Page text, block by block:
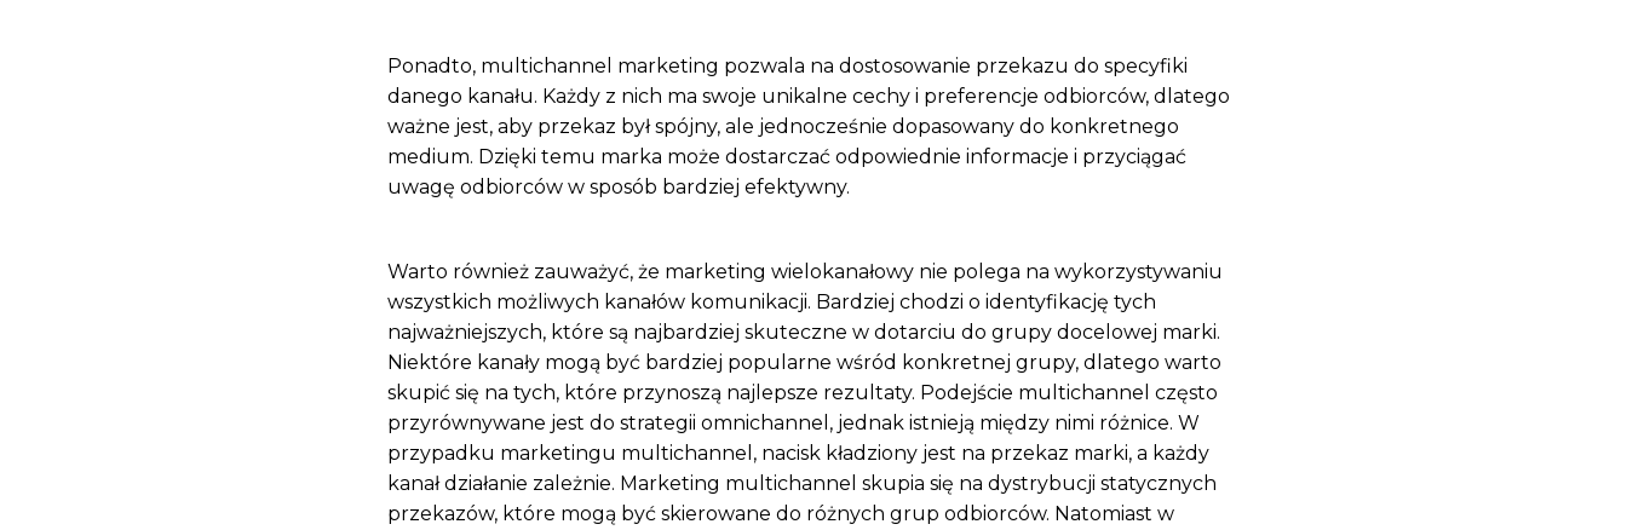
Ponadto, multichannel marketing pozwala na dostosowanie przekazu do specyfiki
danego kanału. Każdy z nich ma swoje unikalne cechy i preferencje odbiorców, dlatego
ważne jest, aby przekaz był spójny, ale jednocześnie dopasowany do konkretnego
medium. Dzięki temu marka może dostarczać odpowiednie informacje i przyciągać
uwagę odbiorców w sposób bardziej efektywny.
Warto również zauważyć, że marketing wielokanałowy nie polega na wykorzystywaniu
wszystkich możliwych kanałów komunikacji. Bardziej chodzi o identyfikację tych
najważniejszych, które są najbardziej skuteczne w dotarciu do grupy docelowej marki.
Niektóre kanały mogą być bardziej popularne wśród konkretnej grupy, dlatego warto
skupić się na tych, które przynoszą najlepsze rezultaty. Podejście multichannel często
przyrównywane jest do strategii omnichannel, jednak istnieją między nimi różnice. W
przypadku marketingu multichannel, nacisk kładziony jest na przekaz marki, a każdy
kanał działanie zależnie. Marketing multichannel skupia się na dystrybucji statycznych
przekazów, które mogą być skierowane do różnych grup odbiorców. Natomiast w